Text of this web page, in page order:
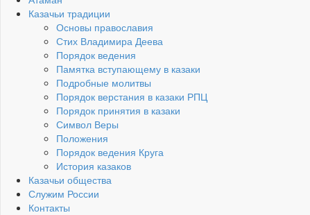
Казачьи традиции
Основы православия
Стих Владимира Деева
Порядок ведения
Памятка вступающему в казаки
Подробные молитвы
Порядок верстания в казаки РПЦ
Порядок принятия в казаки
Символ Веры
Положения
Порядок ведения Круга
История казаков
Казачьи общества
Служим России
Контакты